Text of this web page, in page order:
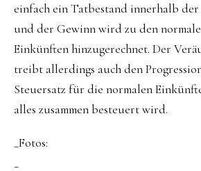
einfach ein Tatbestand innerhalb der
und der Gewinn wird zu den
Einkünften hinzugerechnet. Der
treibt allerdings auch den
Steuersatz für die normalen
alles zusammen besteuert wird.
_Fotos: